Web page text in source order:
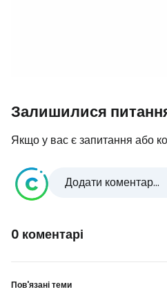
Залишилися
Якщо у вас є запитання або
Додати коментар...
0 коментарі
Пов'язані теми